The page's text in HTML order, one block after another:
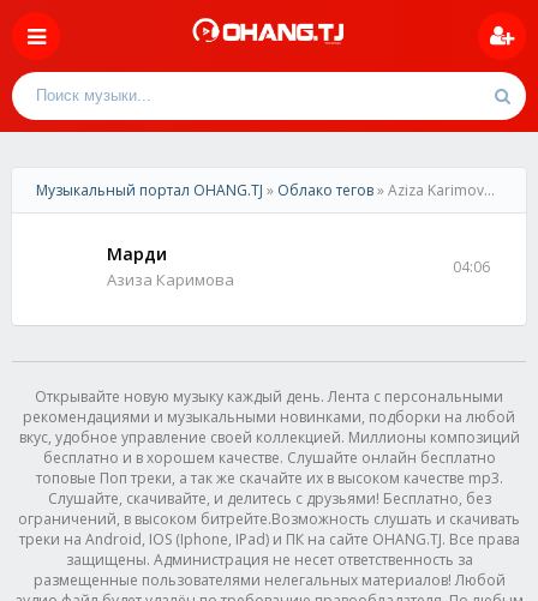
Музыкальный портал OHANG.TJ » Облако тегов» Aziza Karimova - Mardi
Марди
Азиза Каримова
04:06
Открывайте новую музыку каждый день. Лента с персональными
рекомендациями и музыкальными новинками, подборки на любой
вкус, удобное управление своей коллекцией. Миллионы композиций
бесплатно и в хорошем качестве. Слушайте онлайн бесплатно
топовые Поп треки, а так же скачайте их в высоком качестве mp3.
Слушайте, скачивайте, и делитесь с друзьями! Бесплатно, без
ограничений, в высоком битрейте.Возможность слушать и скачивать
треки на Android, IOS (Iphone, IPad) и ПК на сайте OHANG.TJ. Все права
защищены. Администрация не несет ответственность за
размещенные пользователями нелегальных материалов! Любой